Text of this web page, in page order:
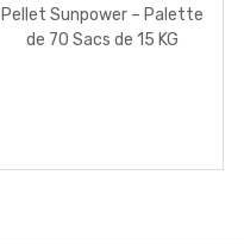
prix
initial
prix
actuel
Pellet Sunpower – Palette
de 70 Sacs de 15 KG